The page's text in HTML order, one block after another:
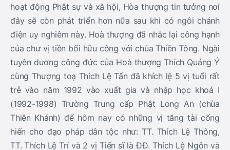
hoạt động Phật sự và xã hội, Hòa thượng tin tưởng nơi
đây sẽ còn phát triển hơn nữa sau khi có ngôi chánh
điện uy nghiêm này. Hoà thượng đã nhắc lại công hạnh
của chư vị tiền bối hữu công với chùa Thiền Tông. Ngài
tuyên dương công đức của Hoà thượng Thích Quảng Ý
cùng Thượng toạ Thích Lệ Tấn đã khích lệ 5 vị tuổi rất
trẻ vào năm 1992 vào xuất gia và nhập học khoá I
(1992-1998) Trường Trung cấp Phật Long An (chùa
Thiên Khánh) để hôm nay có những vị tăng tài cống
hiến cho đạo pháp dân tộc như: TT. Thích Lệ Thông,
TT. Thích Lệ Trí và 2 vị Tiến sĩ là ĐĐ. Thích Lệ Ngôn và